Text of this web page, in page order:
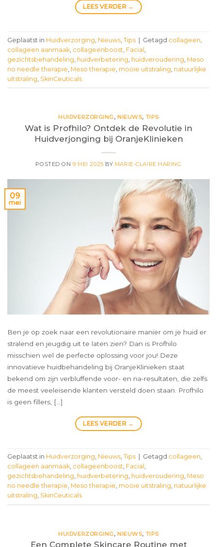
LEES VERDER →
Geplaatst in Huidverzorging Nieuws Tips | Getagd collageen
collageen aanmaak collageenboost Facial
gezichtsbehandeling huidverbetering huidveroudering Meso
no needle therapie Meso therapie mooie uitstraling natuurlijke
uitstraling SkinCeuticals
HUIDVERZORGING, NIEUWS, TIPS
Wat is Profhilo? Ontdek de Revolutie in
Huidverjonging bij OranjeKlinieken
POSTED ON9 MEI 2025 BY MARIE-CLAIRE HARING
09
mei
Ben je op zoek naar een revolutionaire manier om je huid er
stralend en jeugdig uit te laten zien? Dan is Profhilo
misschien wel de perfecte oplossing voor jou! Deze
innovatieve huidbehandeling bij OranjeKlinieken staat
bekend om zijn verbluffende voor- en na-resultaten, die zelfs
de meest veeleisende klanten versteld doen staan. Profhilo
is geen fillers, […]
LEES VERDER →
Geplaatst in Huidverzorging Nieuws Tips Getagd collageen
collageen aanmaak collageenboost Facial
gezichtsbehandeling huidverbetering huidveroudering Meso
no needle therapie Meso therapie mooie uitstraling natuurlijke
uitstraling SkinCeuticals
HUIDVERZORGING, NIEUWS, TIPS
Een Complete Skincare Routine met